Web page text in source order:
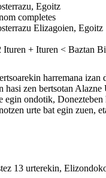
Egoitz
completes
Elizagoien, Egoitz
Ituren + Ituren < Baztan
harremana izan
hasi zen bertsotan
egin ondotik,
urte bat egin zuen,
13 urterekin,